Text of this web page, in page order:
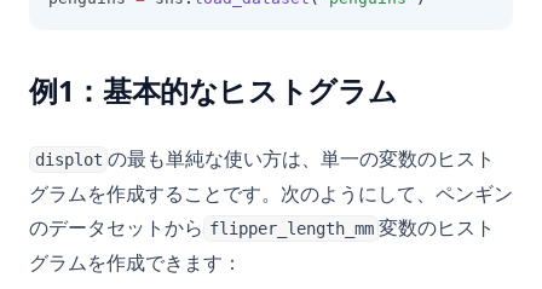
例1：基本的なヒストグラム
displot の最も単純な使い方は、単一の変数のヒスト
グラムを作成することです。次のようにして、ペンギン
のデータセットから flipper_length_mm 変数のヒスト
グラムを作成できます：